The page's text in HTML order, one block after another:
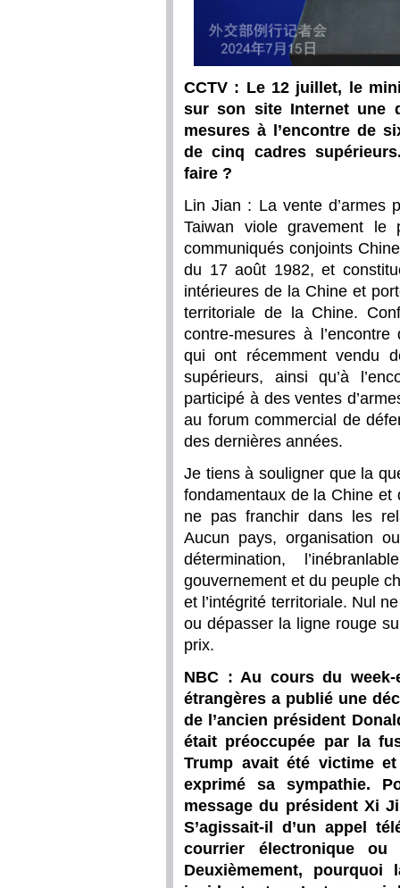
CCTV : Le 12 juillet, le
sur son site Internet une
mesures à l’encontre de
de cinq cadres
faire ?
Lin Jian : La vente d’armes
Taiwan viole gravement le
communiqués conjoints
du 17 août 1982, et
intérieures de la Chine et
territoriale de la Chine.
contre-mesures à
qui ont récemment vendu
supérieurs, ainsi qu’à
participé à des ventes
au forum commercial de
des dernières années.
Je tiens à souligner que la
fondamentaux de la Chine et
ne pas franchir dans les
Aucun pays, organisation
détermination,
gouvernement et du peuple
et l’intégrité territoriale. Nul
ou dépasser la ligne rouge
prix.
NBC : Au cours du
étrangères a publié une
de l’ancien président
était préoccupée par la
Trump avait été victime
exprimé sa sympathie.
message du président Xi
S’agissait-il d’un appel
courrier électronique ou
Deuxièmement,